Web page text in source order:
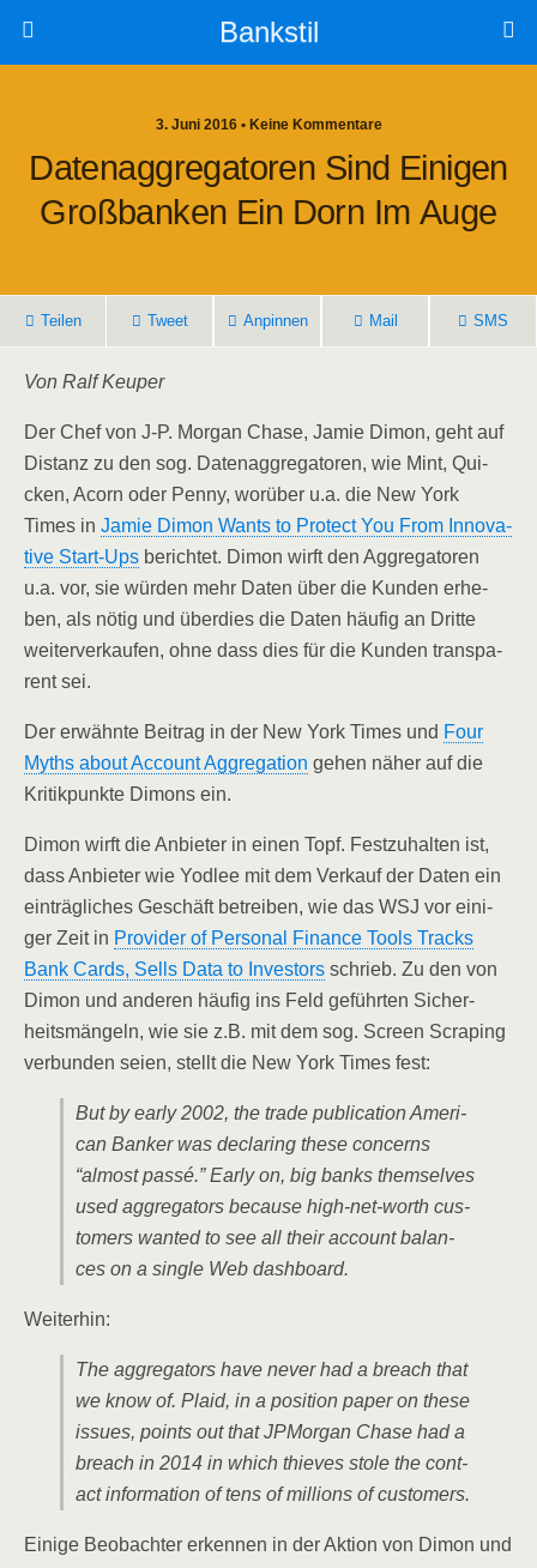
Bankstil
3. Juni 2016 • Keine Kommentare
Daten­ag­gre­ga­to­ren Sind Eini­gen
Groß­ban­ken Ein Dorn Im Auge
Tei­len Tweet Anpin­nen Mail SMS
Von Ralf Keuper
Der Chef von J‑P. Mor­gan Cha­se, Jamie Dimon, geht auf
Distanz zu den sog. Daten­ag­gre­ga­to­ren, wie Mint, Qui­
cken, Acorn oder Pen­ny, wor­über u.a. die New York
Times in Jamie Dimon Wants to Pro­tect You From Inno­va­
ti­ve Start-Ups berich­tet. Dimon wirft den Aggre­ga­to­ren
u.a. vor, sie wür­den mehr Daten über die Kun­den erhe­
ben, als nötig und über­dies die Daten häu­fig an Drit­te
wei­ter­ver­kau­fen, ohne dass dies für die Kun­den trans­pa­
rent sei.
Der erwähn­te Bei­trag in der New York Times und Four
Myths about Account Aggre­ga­ti­on gehen näher auf die
Kri­tik­punk­te Dimons ein.
Dimon wirft die Anbie­ter in einen Topf. Fest­zu­hal­ten ist,
dass Anbie­ter wie Yod­lee mit dem Ver­kauf der Daten ein
ein­träg­li­ches Geschäft betrei­ben, wie das WSJ vor eini­
ger Zeit in Pro­vi­der of Per­so­nal Finan­ce Tools Tracks
Bank Cards, Sells Data to Inves­tors schrieb. Zu den von
Dimon und ande­ren häu­fig ins Feld geführ­ten Sicher­
heits­män­geln, wie sie z.B. mit dem sog. Screen Scra­ping
ver­bun­den sei­en, stellt die New York Times fest:
But by ear­ly 2002, the trade publi­ca­ti­on Ame­ri­
can Ban­ker was decla­ring the­se con­cerns
“almost pas­sé.” Ear­ly on, big banks them­sel­ves
used aggre­ga­tors becau­se high-net-worth cus­
to­mers wan­ted to see all their account balan­
ces on a sin­gle Web dashboard.
Wei­ter­hin:
The aggre­ga­tors have never had a breach that
we know of. Plaid, in a posi­ti­on paper on the­se
issues, points out that JPMor­gan Cha­se had a
breach in 2014 in which thie­ves sto­le the cont­
act infor­ma­ti­on of tens of mil­li­ons of customers.
Eini­ge Beob­ach­ter erken­nen in der Akti­on von Dimon und